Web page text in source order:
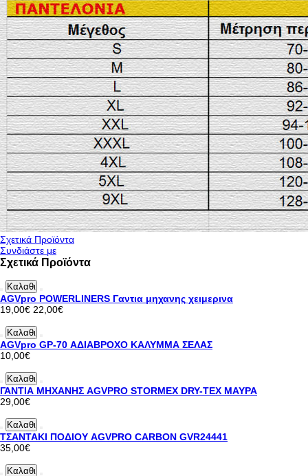
Σχετικά Προϊόντα
Συνδιάστε με
Σχετικά Προϊόντα
Καλαθι
AGVpro POWERLINERS Γαντια μηχανης χειμερινα
19,00€ 22,00€
Καλαθι
AGVpro GP-70 ΑΔΙΑΒΡΟΧΟ ΚΑΛΥΜΜΑ ΣΕΛΑΣ
10,00€
Καλαθι
ΓΑΝΤΙΑ ΜΗΧΑΝΗΣ AGVPRO STORMEX DRY-TEX ΜΑΥΡΑ
29,00€
Καλαθι
ΤΣΑΝΤΑΚΙ ΠΟΔΙΟΥ AGVPRO CARBON GVR24441
35,00€
Καλαθι